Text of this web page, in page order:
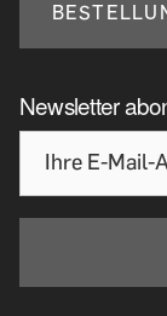
Newsletter